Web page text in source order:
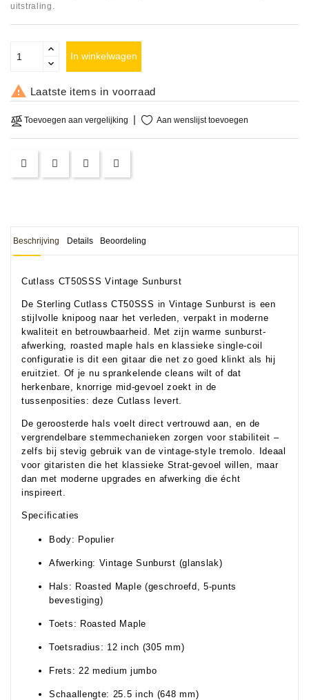
OCCASIONS
DEMONSTRATIES
CLINICS
VERHUUR,
DIENSTEN
uitstraling.
In winkelwagen
 Laatste items in voorraad
Toevoegen aan vergelijking Aan wenslijst toevoegen
Beschrijving Details Beoordeling
Cutlass CT50SSS Vintage Sunburst
De Sterling Cutlass CT50SSS in Vintage Sunburst is een
stijlvolle knipoog naar het verleden, verpakt in moderne
kwaliteit en betrouwbaarheid. Met zijn warme sunburst-
afwerking, roasted maple hals en klassieke single-coil
configuratie is dit een gitaar die net zo goed klinkt als hij
eruitziet. Of je nu sprankelende cleans wilt of dat
herkenbare, knorrige mid-gevoel zoekt in de
tussenposities: deze Cutlass levert.
De geroosterde hals voelt direct vertrouwd aan, en de
vergrendelbare stemmechanieken zorgen voor stabiliteit –
zelfs bij stevig gebruik van de vintage-style tremolo. Ideaal
voor gitaristen die het klassieke Strat-gevoel willen, maar
dan met moderne upgrades en afwerking die écht
inspireert.
Specificaties
Body: Populier
Afwerking: Vintage Sunburst (glanslak)
Hals: Roasted Maple (geschroefd, 5-punts
bevestiging)
Toets: Roasted Maple
Toetsradius: 12 inch (305 mm)
Frets: 22 medium jumbo
Schaallengte: 25.5 inch (648 mm)